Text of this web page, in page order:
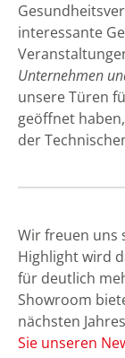
interessante
Unternehmen
unsere Türen
geöffnet
der
Wir freuen uns
Highlight wird
für deutlich
Showroom
nächsten
Sie unseren